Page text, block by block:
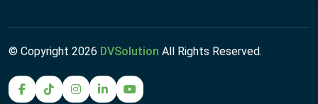
© Copyright 2026 DVSolution All Rights Reserved.